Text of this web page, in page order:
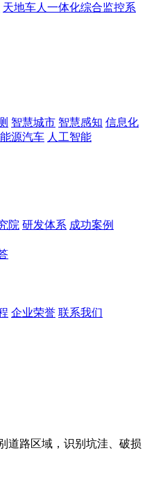
天地车人一体化综合监控系
智慧城市 智慧感知 信息化
源汽车 人工智能
院 研发体系 成功案例
企业荣誉 联系我们
道路区域，识别坑洼、破损